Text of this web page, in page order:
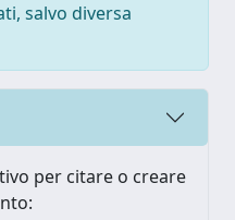
salvo diversa
per citare o creare